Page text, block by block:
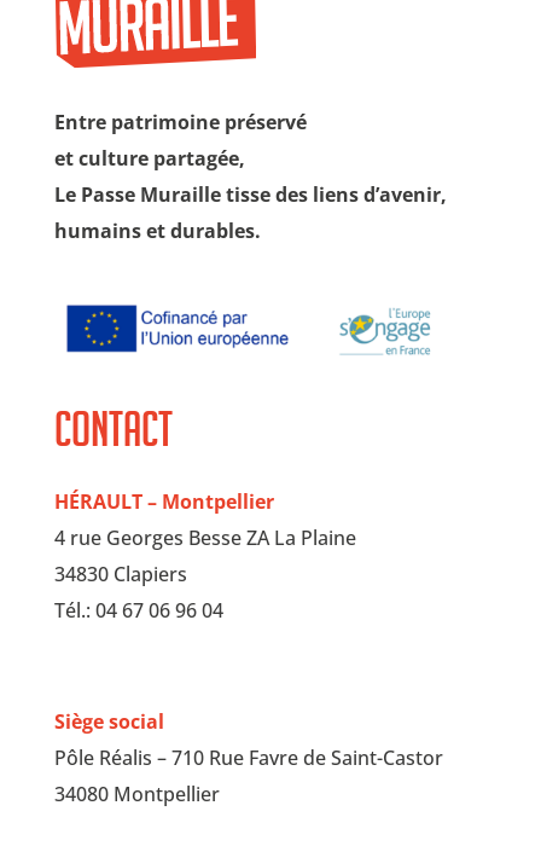
Entre patrimoine préservé
et culture partagée,
Le Passe Muraille tisse des liens d’avenir,
humains et durables.
Contact
HÉRAULT – Montpellier
4 rue Georges Besse ZA La Plaine
34830 Clapiers
Tél.: 04 67 06 96 04
Siège social
Pôle Réalis – 710 Rue Favre de Saint-Castor
34080 Montpellier